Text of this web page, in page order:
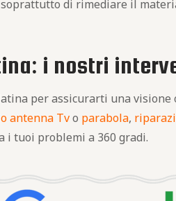
soprattutto di rimediare il
i nostri
per assicurarti una
antenna Tvo parabola,
tuoi problemi a 360 gradi.